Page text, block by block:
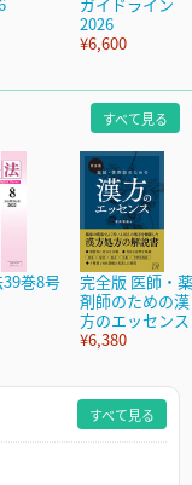
2026
¥6,600
すべて見る
巻8号
完全版 医師・薬
剤師のための漢
方のエッセンス
¥6,380
すべて見る